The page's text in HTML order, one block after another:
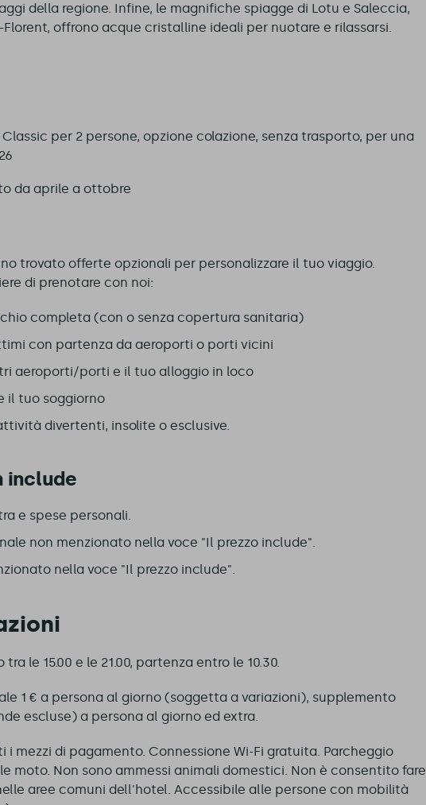
della regione. Infine, le magnifiche spiagge di Lotu e Saleccia,
offrono acque cristalline ideali per nuotare e rilassarsi.
per 2 persone, opzione colazione, senza trasporto, per una
da aprile a ottobre
trovato offerte opzionali per personalizzare il tuo viaggio.
di prenotare con noi:
completa (con o senza copertura sanitaria)
con partenza da aeroporti o porti vicini
aeroporti/porti e il tuo alloggio in loco
il tuo soggiorno
divertenti, insolite o esclusive.
include
e spese personali.
non menzionato nella voce "Il prezzo include".
nella voce "Il prezzo include".
tra le 15.00 e le 21.00, partenza entro le 10.30.
1 € a persona al giorno (soggetta a variazioni), supplemento
escluse) a persona al giorno ed extra.
mezzi di pagamento. Connessione Wi-Fi gratuita. Parcheggio
moto. Non sono ammessi animali domestici. Non è consentito fare
aree comuni dell'hotel. Accessibile alle persone con mobilità